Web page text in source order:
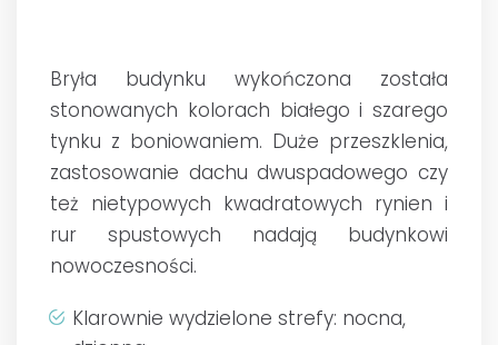
Bryła budynku wykończona została
stonowanych kolorach białego i szarego
tynku z boniowaniem. Duże przeszklenia,
zastosowanie dachu dwuspadowego czy
też nietypowych kwadratowych rynien i
rur spustowych nadają budynkowi
nowoczesności.
Klarownie wydzielone strefy: nocna,